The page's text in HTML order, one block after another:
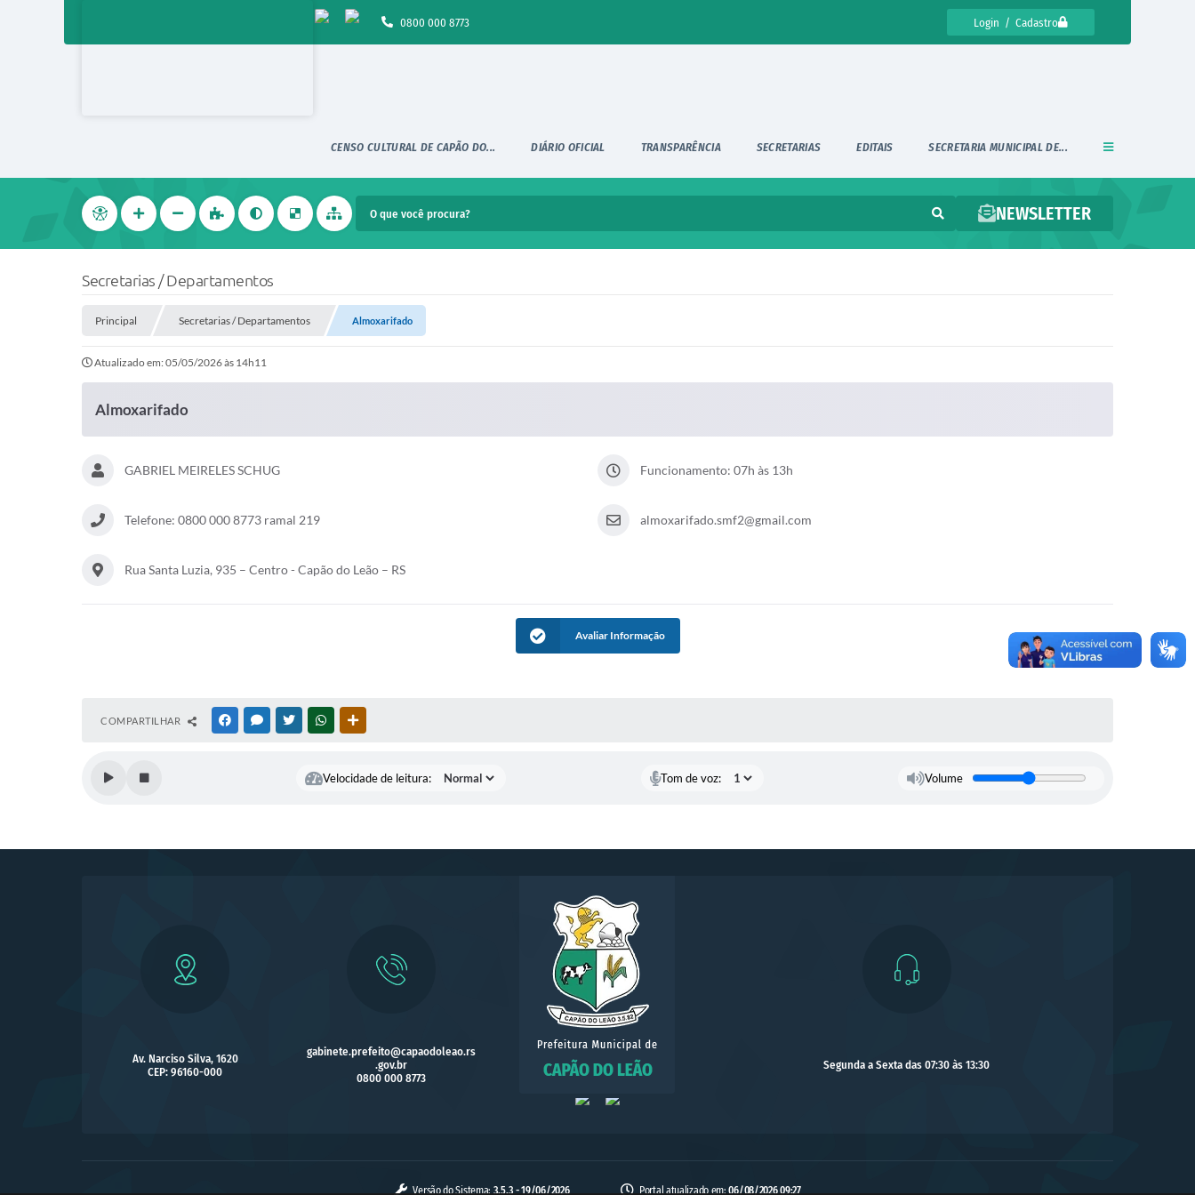
Login / Cadastro
0800 000 8773
CENSO CULTURAL DE CAPÃO DO... DIÁRIO OFICIAL TRANSPARÊNCIA SECRETARIAS EDITAIS SECRETARIA MUNICIPAL DE...
NEWSLETTER
Secretarias / Departamentos
Principal Secretarias / Departamentos Almoxarifado
Atualizado em: 05/05/2026 às 14h11
Almoxarifado
GABRIEL MEIRELES SCHUG Funcionamento: 07h às 13h
Telefone: 0800 000 8773 ramal 219 almoxarifado.smf2@gmail.com
Rua Santa Luzia, 935 – Centro - Capão do Leão – RS
Avaliar Informação
COMPARTILHAR FACEBOOKMESSENGER
TWITTERWHATSAPP
Velocidade de leitura: Tom de voz: Volume
Av. Narciso Silva, 1620
CEP: 96160-000
gabinete.prefeito@capaodoleao.rs
.gov.br
0800 000 8773
Segunda a Sexta das 07:30 às 13:30
Versão do Sistema:3.5.3 - 19/06/2026 Portal atualizado em:06/08/2026 09:27